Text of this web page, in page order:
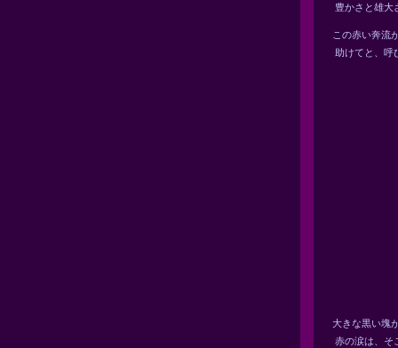
豊かさと雄大
この赤い奔流
助けてと、呼
大きな黒い塊
赤の涙は、そ